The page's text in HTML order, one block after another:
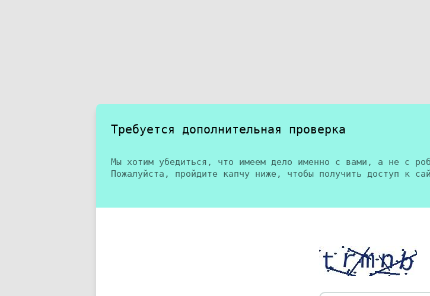
Требуется дополнительная проверка
Мы хотим убедиться, что имеем дело именно с вами, а не с
Пожалуйста, пройдите капчу ниже, чтобы получить доступ к